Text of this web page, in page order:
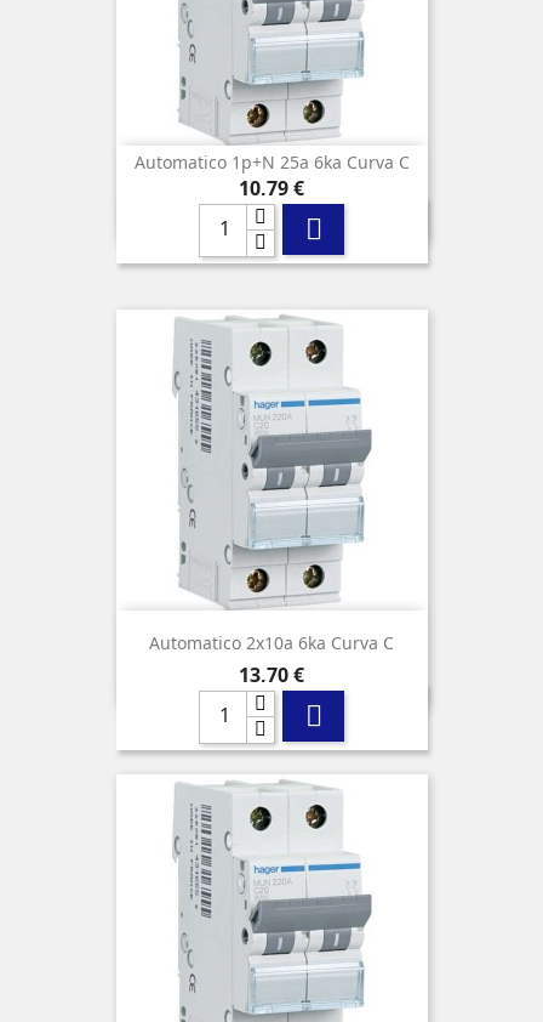
Automatico 1p+n 25a 6ka Curva C
Precio
10,79 €

Automatico 2x10a 6ka Curva C
Precio
13,70 €
